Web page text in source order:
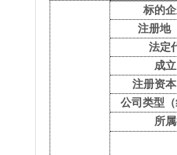
标的
注册地
法定
成
注册资
公司类型
所